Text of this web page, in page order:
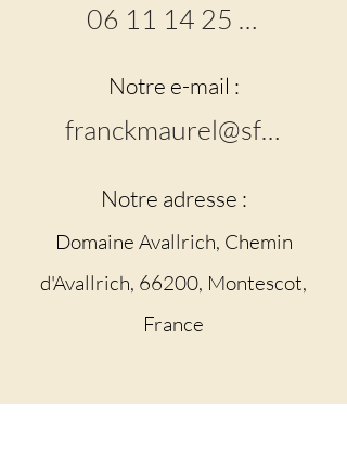
Notre e-mail :
Notre adresse :
Domaine Avallrich, Chemin
d'Avallrich, 66200, Montescot,
France
06 11 14 25 33
franckmaurel@sfr.fr